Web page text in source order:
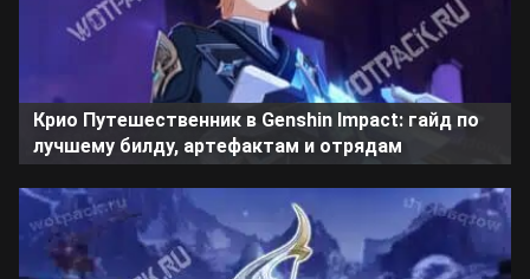
Крио Путешественник в Genshin Impact: гайд по
лучшему билду, артефактам и отрядам